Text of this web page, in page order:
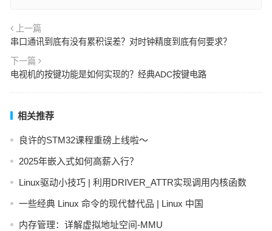
上一篇
串口通讯到底有没有累积误差？对时钟精度到底有何要求？
下一篇
电视机的按键功能是如何实现的？经典ADC按键电路
相关推荐
良许的STM32课程重磅上线啦～
2025年嵌入式如何高薪入行？
Linux驱动小技巧 | 利用DRIVER_ATTR实现调用内核函数
一些经典 Linux 命令的现代替代品 | Linux 中国
内存管理：详解虚拟地址空间-MMU